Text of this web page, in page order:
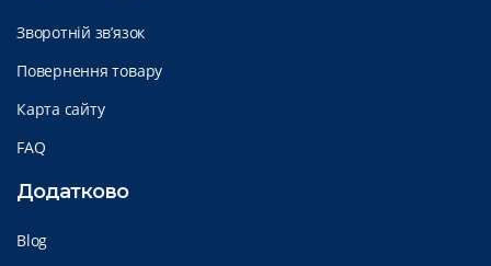
Зворотній зв’язок
Повернення товару
Карта сайту
FAQ
Додатково
Blog